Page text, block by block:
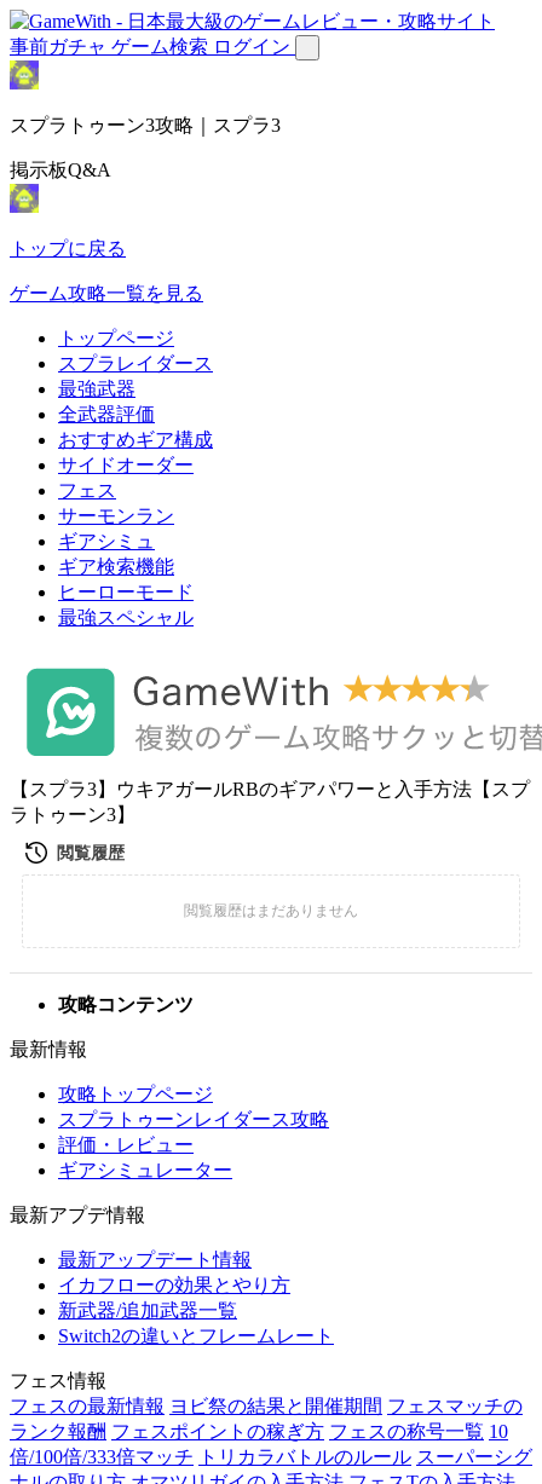
事前ガチャ ゲーム検索 ログイン
スプラトゥーン3攻略｜スプラ3
掲示板Q&A
トップに戻る
ゲーム攻略一覧を見る
トップページ
スプラレイダース
最強武器
全武器評価
おすすめギア構成
サイドオーダー
フェス
サーモンラン
ギアシミュ
ギア検索機能
ヒーローモード
最強スペシャル
【スプラ3】ウキアガールRBのギアパワーと入手方法【スプ
ラトゥーン3】
攻略コンテンツ
最新情報
攻略トップページ
スプラトゥーンレイダース攻略
評価・レビュー
ギアシミュレーター
最新アプデ情報
最新アップデート情報
イカフローの効果とやり方
新武器/追加武器一覧
Switch2の違いとフレームレート
フェス情報
フェスの最新情報 ヨビ祭の結果と開催期間 フェスマッチの
ランク報酬 フェスポイントの稼ぎ方 フェスの称号一覧 10
倍/100倍/333倍マッチ
トリカラバトルのルール スーパーシグ